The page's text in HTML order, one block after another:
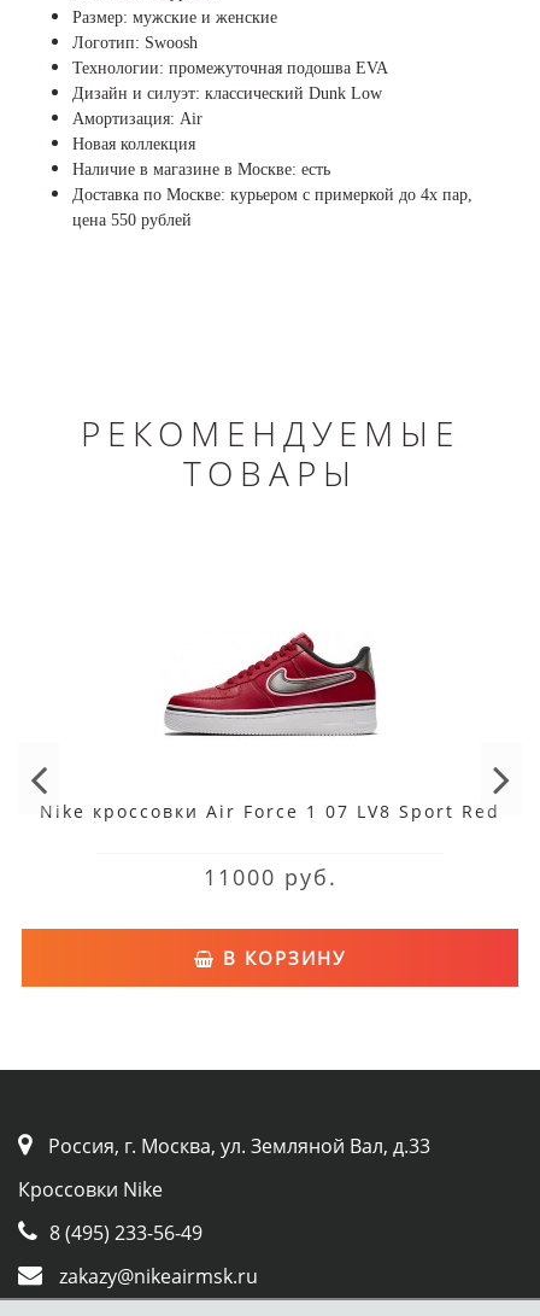
Размер: мужские и женские
Логотип: Swoosh
Технологии: промежуточная подошва EVA
Дизайн и силуэт: классический Dunk Low
Амортизация: Air
Новая коллекция
Наличие в магазине в Москве: есть
Доставка по Москве: курьером с примеркой до 4х пар,
цена 550 рублей
РЕКОМЕНДУЕМЫЕ
ТОВАРЫ
Nike кроссовки Air Force 1 07 LV8 Sport Red
11000 руб.
В КОРЗИНУ
Россия, г. Москва, ул. Земляной Вал, д.33
Кроссовки Nike
8 (495) 233-56-49
zakazy@nikeairmsk.ru